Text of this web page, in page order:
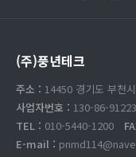
(주)풍년테크
주소 : 14450 경기도 부천
사업자번호 : 130-86-91223
TEL : 010-5440-1200
E-mail :